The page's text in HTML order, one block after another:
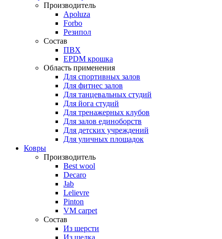
Производитель
Apoluza
Forbo
Резипол
Состав
ПВХ
EPDM крошка
Область применения
Для спортивных залов
Для фитнес залов
Для танцевальных студий
Для йога студий
Для тренажерных клубов
Для залов единоборств
Для детских учреждений
Для уличных площадок
Ковры
Производитель
Best wool
Decaro
Jab
Lelievre
Pinton
VM carpet
Состав
Из шерсти
Из шелка